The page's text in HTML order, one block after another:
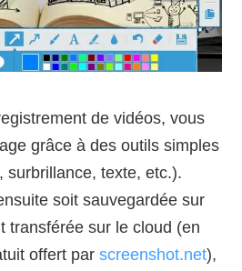
de vidéos, vous
grâce à des outils simples
surbrillance, texte, etc.).
soit sauvegardée sur
transférée sur le cloud (en
offert parscreenshot.net),